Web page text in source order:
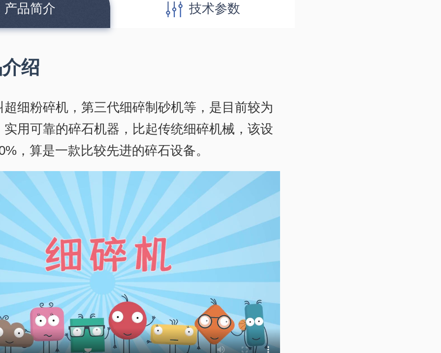
产品简介 技术参数
绍
超细粉碎机，第三代细碎制砂机等，是目前较为
实用可靠的碎石机器，比起传统细碎机械，该设
，算是一款比较先进的碎石设备。